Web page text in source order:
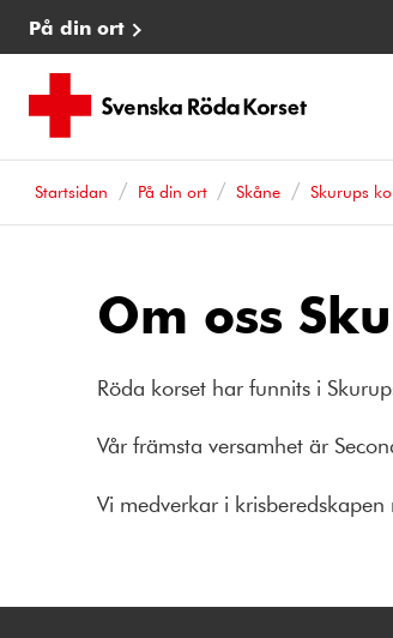
På din ort
Startsidan På din ort Skåne Skurups
Om oss
Röda korset har funnits i
Vår främsta versamhet är
Vi medverkar i